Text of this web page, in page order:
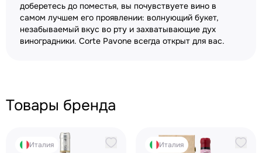
доберетесь до поместья, вы почувствуете вино в
самом лучшем его проявлении: волнующий букет,
незабываемый вкус во рту и захватывающие дух
виноградники. Corte Pavone всегда открыт для вас.
Товары бренда
Италия Италия